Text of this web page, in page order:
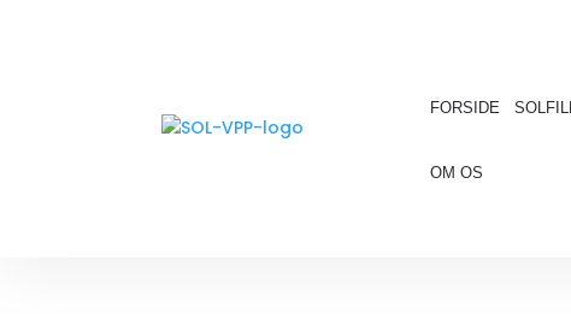
FORSIDE
OM OS